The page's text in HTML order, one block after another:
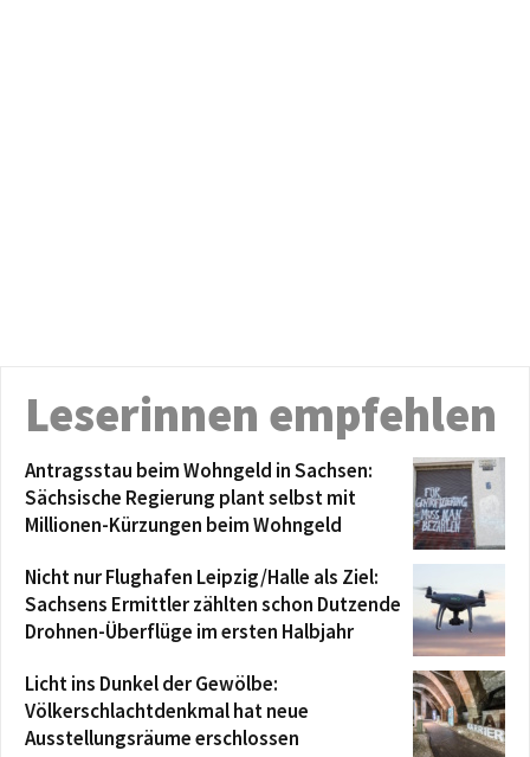
Leserinnen empfehlen
Antragsstau beim Wohngeld in Sachsen:
Sächsische Regierung plant selbst mit
Millionen-Kürzungen beim Wohngeld
Nicht nur Flughafen Leipzig/Halle als Ziel:
Sachsens Ermittler zählten schon Dutzende
Drohnen-Überflüge im ersten Halbjahr
Licht ins Dunkel der Gewölbe:
Völkerschlachtdenkmal hat neue
Ausstellungsräume erschlossen